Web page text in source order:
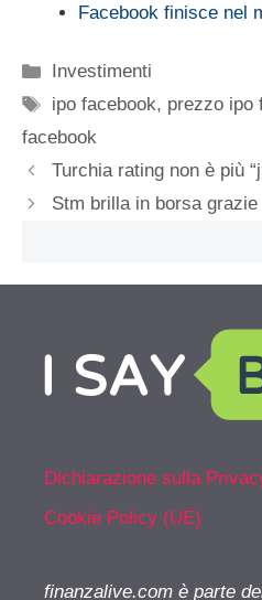
Facebook finisce nel
Categorie
Investimenti
Tag
ipo facebook, prezzo ipo
facebook
Turchia rating non è più
Stm brilla in borsa
Dichiarazione sulla
Cookie Policy (UE)
finanzalive.com è parte